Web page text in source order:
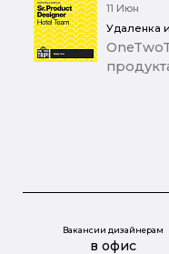
11 Июн
Удаленка
Вакансии дизайнерам
в офис